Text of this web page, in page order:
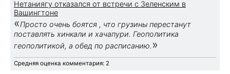
Нетаниягу отказался от встречи с Зеленским в
Вашингтоне
«Просто очень боятся , что грузины перестанут
поставлять хинкали и хачапури. Геополитика
геополитикой, а обед по расписанию. »
Средняя оценка комментария: 2